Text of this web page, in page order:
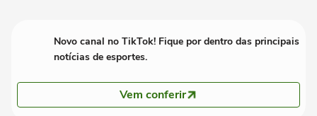
Novo canal no TikTok! Fique por dentro das principais
notícias de esportes.
Vem conferir